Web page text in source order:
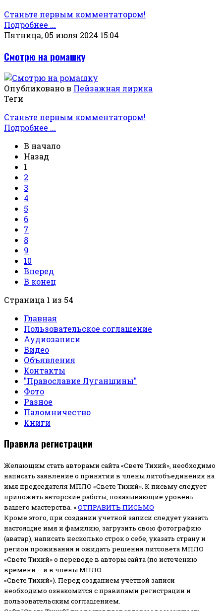
Станьте первым комментатором!
Подробнее ...
Пятница, 05 июля 2024 15:04
Смотрю на ромашку
Опубликовано в Пейзажная лирика
Теги
Станьте первым комментатором!
Подробнее ...
В начало
Назад
1
2
3
4
5
6
7
8
9
10
Вперед
В конец
Страница 1 из 54
Главная
Пользовательское соглашение
Аудиозаписи
Видео
Объявления
Контакты
"Православие Луганщины"
Фото
Разное
Паломничество
Книги
Правила регистрации
Желающим стать авторами сайта «Свете Тихий», необходимо
написать заявление о принятии в члены литобъединения на
имя председателя МПЛО «Свете Тихий». К письму следует
приложить авторские работы, показывающие уровень
вашего мастерства. »ОТПРАВИТЬ ПИСЬМО
Кроме этого, при создании учетной записи следует указать
настоящие имя и фамилию, загрузить свою фотографию
(аватар), написать несколько строк о себе, указать страну и
регион проживания и ожидать решения литсовета МПЛО
«Свете Тихий» о переводе в авторы сайта (по истечению
времени – и в члены МПЛО
«Свете Тихий»). Перед созданием учётной записи
необходимо ознакомится с правилами регистрации и
пользовательским соглашением.